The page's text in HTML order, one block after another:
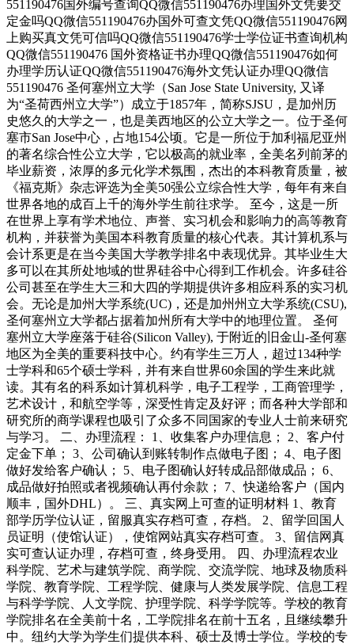
551190476国外编号查询QQ微信551190476办理国外文凭要交
定金吗QQ微信551190476办国外可查文凭QQ微信551190476网
上购买真文凭可信吗QQ微信551190476学士学位证书查询机构
QQ微信551190476 国外资格证书办理QQ微信551190476如何
办理学历认证QQ微信551190476海外文凭认证办理QQ微信
551190476 圣何塞州立大学（San Jose State University, 又译
为“圣荷西州立大学”）成立于1857年，简称SJSU，是加州历
史悠久的大学之一，也是美西地区的公立大学之一。位于圣何
塞市San Jose中心，占地154公顷。它是一所位于加利福尼亚州
的著名综合性公立大学，它以极高的就业率，全美名列前茅的
毕业薪资，浓厚的多元化学术氛围，杰出的本科教育质量，被
《福克斯》杂志评选为全美50强公立综合性大学，每年有来自
世界各地的成百上千的海外学生前往求学。 至今，这是一所
在世界上享有学术地位、声誉、实习机会和影响力的高等教育
机构，并获誉为美国本科教育质量的核心代表。其计算机系与
会计系更是在当今美国大学教学排名中表现优异。其毕业生大
多可以在其所处地域的世界硅谷中心得到工作机会。许多硅谷
公司甚至在学生大三和大四的学期提供许多相应科系的实习机
会。无论是加州大学系统(UC)，还是加州州立大学系统(CSU),
圣何塞州立大学都占据着加州所有大学中的地理位置。 圣何
塞州立大学座落于硅谷(Silicon Valley), 于附近的旧金山-圣何塞
地区为全美的重要科技中心。约有学生三万人，超过134种学
士学科和65个硕士学科，并有来自世界60余国的学生来此就
读。其有名的科系如计算机科学，电子工程学，工商管理学，
艺术设计，和航空学等，深受性肯定及好评；而各种大学部和
研究所的商学课程也吸引了众多不同国家的专业人士前来研究
与学习。 二、办理流程： 1、收集客户办理信息； 2、客户付
定金下单； 3、公司确认到账转制作点做电子图； 4、电子图
做好发给客户确认； 5、电子图确认好转成品部做成品； 6、
成品做好拍照或者视频确认再付余款； 7、快递给客户（国内
顺丰，国外DHL）。 三、真实网上可查的证明材料 1、教育
部学历学位认证，留服真实存档可查，存档。 2、留学回国人
员证明（使馆认证），使馆网站真实存档可查。 3、留信网真
实可查认证办理，存档可查，终身受用。 四、办理流程农业
科学院、艺术与建筑学院、商学院、交流学院、地球及物质科
学院、教育学院、工程学院、健康与人类发展学院、信息工程
与科学学院、人文学院、护理学院、科学学院等。学校的教育
学院排名在全美前十名，工学院排名在前十五名，且继续攀升
中。纽约大学为学生们提供本科、硕士及博士学位。学校的专